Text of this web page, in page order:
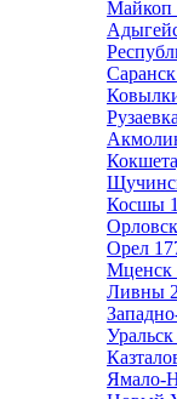
Майкоп
Саранск
Рузаевка
Косшы
Орел
Мценск
Ливны
Уральск
Ямало-